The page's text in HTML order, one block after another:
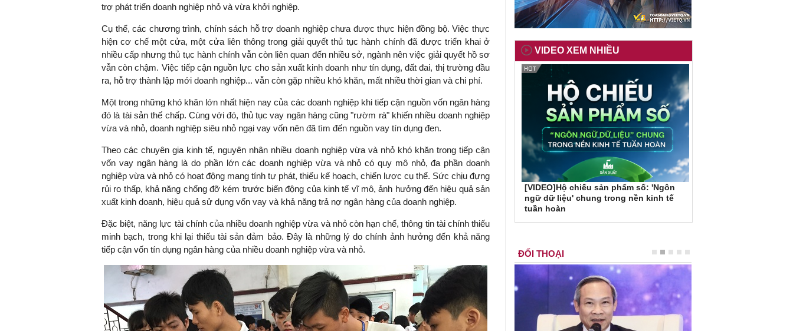
trợ phát triển doanh nghiệp nhỏ và vừa khởi nghiệp.
Cụ thể, các chương trình, chính sách hỗ trợ doanh nghiệp chưa được thực hiện đồng bộ. Việc thực
hiện cơ chế một cửa, một cửa liên thông trong giải quyết thủ tục hành chính đã được triển khai ở
nhiều cấp nhưng thủ tục hành chính vẫn còn liên quan đến nhiều sở, ngành nên việc giải quyết hồ sơ
vẫn còn chậm. Việc tiếp cận nguồn lực cho sản xuất kinh doanh như tín dụng, đất đai, thị trường đầu
ra, hỗ trợ thành lập mới doanh nghiệp... vẫn còn gặp nhiều khó khăn, mất nhiều thời gian và chi phí.
Một trong những khó khăn lớn nhất hiện nay của các doanh nghiệp khi tiếp cận nguồn vốn ngân hàng
đó là tài sản thế chấp. Cùng với đó, thủ tục vay ngân hàng cũng "rườm rà" khiến nhiều doanh nghiệp
vừa và nhỏ, doanh nghiệp siêu nhỏ ngại vay vốn nên đã tìm đến nguồn vay tín dụng đen.
Theo các chuyên gia kinh tế, nguyên nhân nhiều doanh nghiệp vừa và nhỏ khó khăn trong tiếp cận
vốn vay ngân hàng là do phần lớn các doanh nghiệp vừa và nhỏ có quy mô nhỏ, đa phần doanh
nghiệp vừa và nhỏ có hoạt động mang tính tự phát, thiếu kế hoạch, chiến lược cụ thể. Sức chịu đựng
rủi ro thấp, khả năng chống đỡ kém trước biến động của kinh tế vĩ mô, ảnh hưởng đến hiệu quả sản
xuất kinh doanh, hiệu quả sử dụng vốn vay và khả năng trả nợ ngân hàng của doanh nghiệp.
Đặc biệt, năng lực tài chính của nhiều doanh nghiệp vừa và nhỏ còn hạn chế, thông tin tài chính thiếu
minh bạch, trong khi lại thiếu tài sản đảm bảo. Đây là những lý do chính ảnh hưởng đến khả năng
tiếp cận vốn tín dụng ngân hàng của nhiều doanh nghiệp vừa và nhỏ.
VIDEO XEM NHIỀU
[VIDEO]Hộ chiếu sản phẩm số: 'Ngôn
ngữ dữ liệu' chung trong nền kinh tế
tuần hoàn
ĐỐI THOẠI